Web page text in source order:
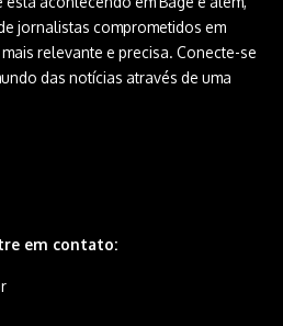
jornalistas comprometidos em
relevante e precisa. Conecte-se
das notícias através de uma
em contato: